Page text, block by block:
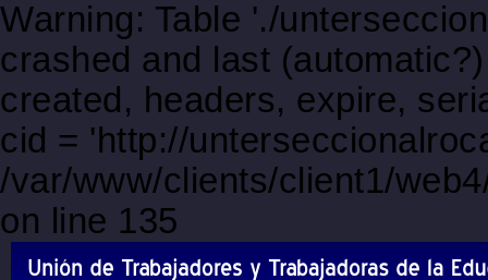
Warning: Table './
crashed and last
created, headers, expire,
cid = 'http://
/var/www/clients/client1/
on line 135